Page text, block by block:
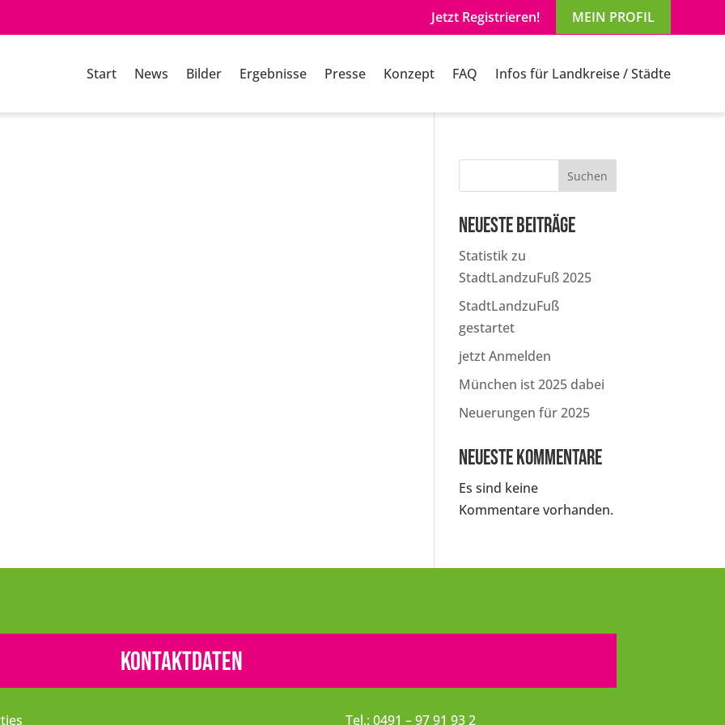
Jetzt Registrieren! MEIN PROFIL
Start News Bilder Ergebnisse Presse Konzept FAQ Infos für Landkreise / Städte
Suchen
Neueste Beiträge
Statistik zu
StadtLandzuFuß 2025
StadtLandzuFuß
gestartet
jetzt Anmelden
München ist 2025 dabei
Neuerungen für 2025
Neueste Kommentare
Es sind keine
Kommentare vorhanden.
Kontaktdaten
Tel.: 0491 – 97 91 93 2